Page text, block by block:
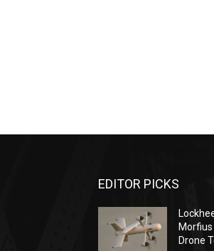
EDITOR PICKS
Drone